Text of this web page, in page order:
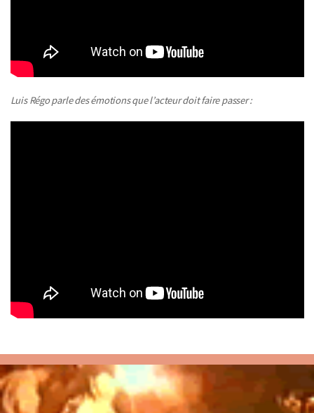
Luis Régo parle des émotions que l’acteur doit faire passer :